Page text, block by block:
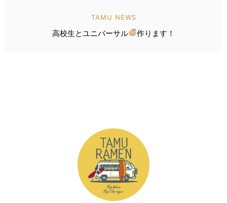
TAMU NEWS
高校生とユニバーサル 作ります！